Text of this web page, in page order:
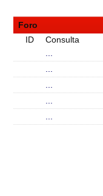
Foro
ID
Consulta